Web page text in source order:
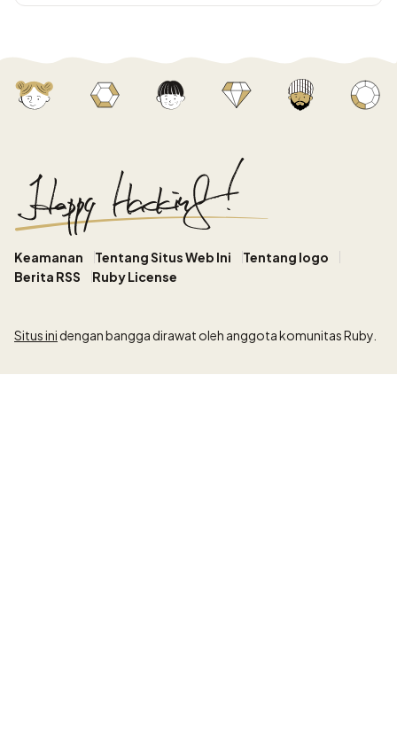
Keamanan Tentang Situs Web Ini
Tentang logo
Berita RSS
Ruby License
Situs inidengan bangga dirawat oleh anggota komunitas Ruby.